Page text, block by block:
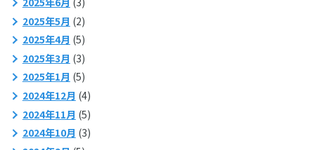
2025年5月 (2)
2025年4月 (5)
2025年3月 (3)
2025年1月 (5)
2024年12月 (4)
2024年11月 (5)
2024年10月 (3)